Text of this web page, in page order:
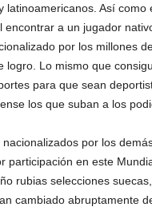
latinoamericanos. Así como
encontrar a un jugador
por los millones
logro. Lo mismo que
para que sean
los que suban a los
por los
participación en este
rubias selecciones
cambiado abruptamente